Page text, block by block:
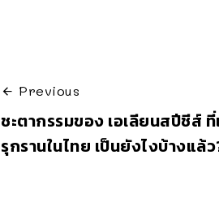
Previous
ชะตากรรมของ เอเลียนสปีชีส์ ที่
รุกรานในไทย เป็นยังไงบ้างแล้